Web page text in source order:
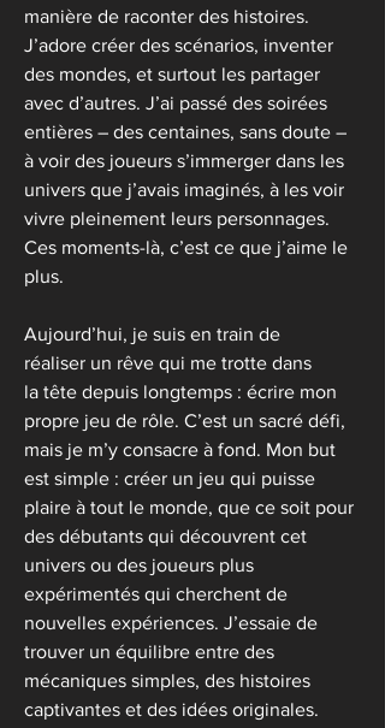
manière de raconter des histoires.
J’adore créer des scénarios, inventer
des mondes, et surtout les partager
avec d’autres. J’ai passé des soirées
entières – des centaines, sans doute –
à voir des joueurs s’immerger dans les
univers que j’avais imaginés, à les voir
vivre pleinement leurs personnages.
Ces moments-là, c’est ce que j’aime le
plus.
Aujourd’hui, je suis en train de
réaliser un rêve qui me trotte dans
la tête depuis longtemps : écrire mon
propre jeu de rôle. C’est un sacré défi,
mais je m’y consacre à fond. Mon but
est simple : créer un jeu qui puisse
plaire à tout le monde, que ce soit pour
des débutants qui découvrent cet
univers ou des joueurs plus
expérimentés qui cherchent de
nouvelles expériences. J’essaie de
trouver un équilibre entre des
mécaniques simples, des histoires
captivantes et des idées originales.